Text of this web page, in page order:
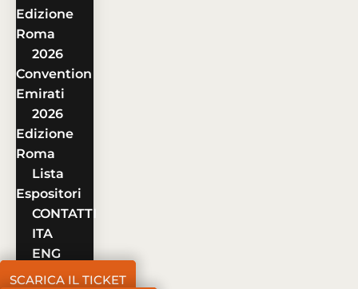
Edizione
Roma
2026
Convention
Emirati
2026
Edizione
Roma
Lista
Espositori
CONTATTI
ITA
ENG
SCARICA IL TICKET